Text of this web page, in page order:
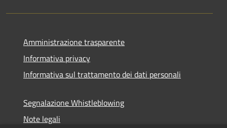
Amministrazione trasparente
Informativa privacy
Informativa sul trattamento dei dati personali
Segnalazione Whistleblowing
Note legali